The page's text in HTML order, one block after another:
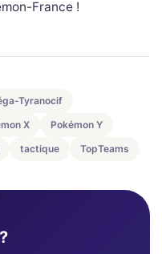
France !
Tyranocif
X
Pokémon Y
tactique TopTeams